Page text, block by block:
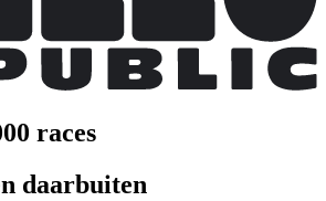
races
daarbuiten